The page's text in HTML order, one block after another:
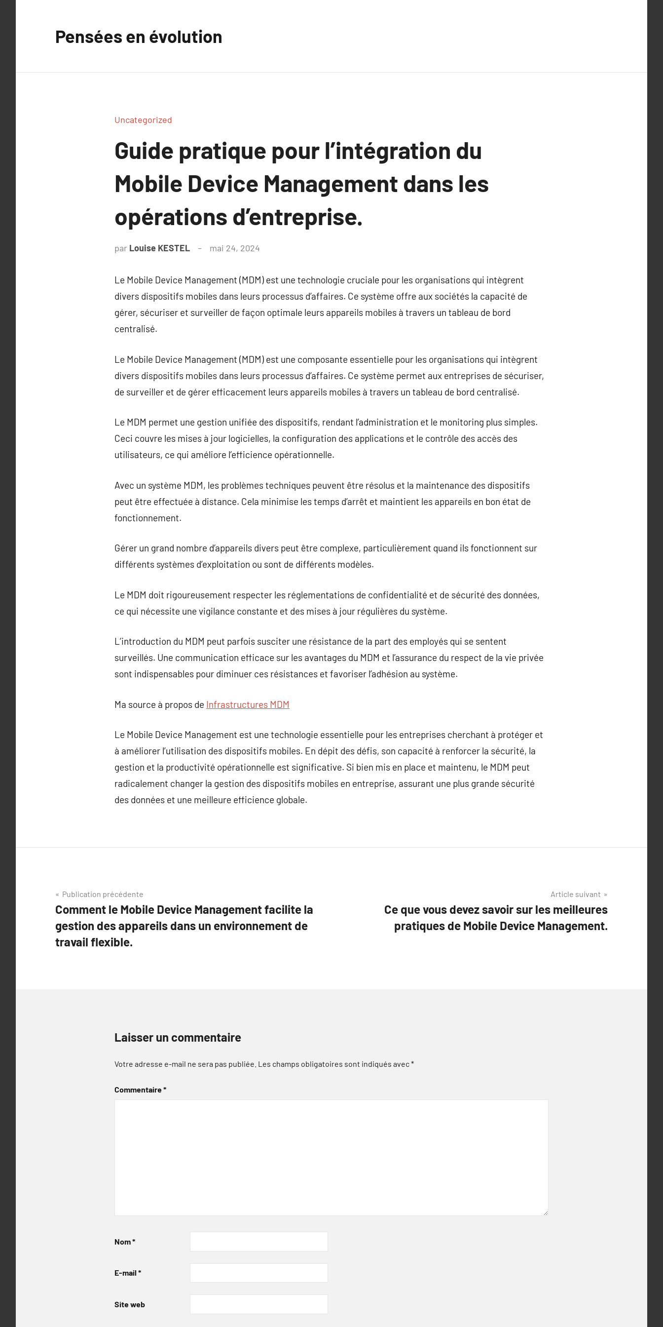
Pensées en évolution
Uncategorized
Guide pratique pour l’intégration du
Mobile Device Management dans les
opérations d’entreprise.
par Louise KESTEL mai 24, 2024
Le Mobile Device Management (MDM) est une technologie cruciale pour les organisations qui intègrent
divers dispositifs mobiles dans leurs processus d’affaires. Ce système offre aux sociétés la capacité de
gérer, sécuriser et surveiller de façon optimale leurs appareils mobiles à travers un tableau de bord
centralisé.
Le Mobile Device Management (MDM) est une composante essentielle pour les organisations qui intègrent
divers dispositifs mobiles dans leurs processus d’affaires. Ce système permet aux entreprises de sécuriser,
de surveiller et de gérer efficacement leurs appareils mobiles à travers un tableau de bord centralisé.
Le MDM permet une gestion unifiée des dispositifs, rendant l’administration et le monitoring plus simples.
Ceci couvre les mises à jour logicielles, la configuration des applications et le contrôle des accès des
utilisateurs, ce qui améliore l’efficience opérationnelle.
Avec un système MDM, les problèmes techniques peuvent être résolus et la maintenance des dispositifs
peut être effectuée à distance. Cela minimise les temps d’arrêt et maintient les appareils en bon état de
fonctionnement.
Gérer un grand nombre d’appareils divers peut être complexe, particulièrement quand ils fonctionnent sur
différents systèmes d’exploitation ou sont de différents modèles.
Le MDM doit rigoureusement respecter les réglementations de confidentialité et de sécurité des données,
ce qui nécessite une vigilance constante et des mises à jour régulières du système.
L’introduction du MDM peut parfois susciter une résistance de la part des employés qui se sentent
surveillés. Une communication efficace sur les avantages du MDM et l’assurance du respect de la vie privée
sont indispensables pour diminuer ces résistances et favoriser l’adhésion au système.
Ma source à propos de Infrastructures MDM
Le Mobile Device Management est une technologie essentielle pour les entreprises cherchant à protéger et
à améliorer l’utilisation des dispositifs mobiles. En dépit des défis, son capacité à renforcer la sécurité, la
gestion et la productivité opérationnelle est significative. Si bien mis en place et maintenu, le MDM peut
radicalement changer la gestion des dispositifs mobiles en entreprise, assurant une plus grande sécurité
des données et une meilleure efficience globale.
Navigation
de
l’article
Publication précédente
Comment le Mobile Device Management facilite la
gestion des appareils dans un environnement de
travail flexible.
Article suivant
Ce que vous devez savoir sur les meilleures
pratiques de Mobile Device Management.
Laisser un commentaire
Votre adresse e-mail ne sera pas publiée. Les champs obligatoires sont indiqués avec*
Commentaire*
Nom*
E-mail *
Site web